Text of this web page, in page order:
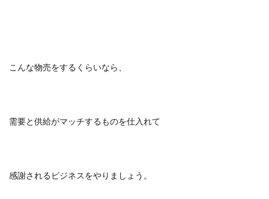
こんな物売をするくらいなら、
需要と供給がマッチするものを仕入れて
感謝されるビジネスをやりましょう。